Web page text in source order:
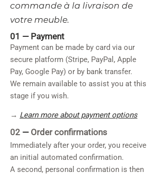
commande à la livraison de
votre meuble.
01 — Payment
Payment can be made by card via our
secure platform (Stripe, PayPal, Apple
Pay, Google Pay) or by bank transfer.
We remain available to assist you at this
stage if you wish.
→ Learn more about payment options
02 — Order confirmations
Immediately after your order, you receive
an initial automated confirmation.
A second, personal confirmation is then